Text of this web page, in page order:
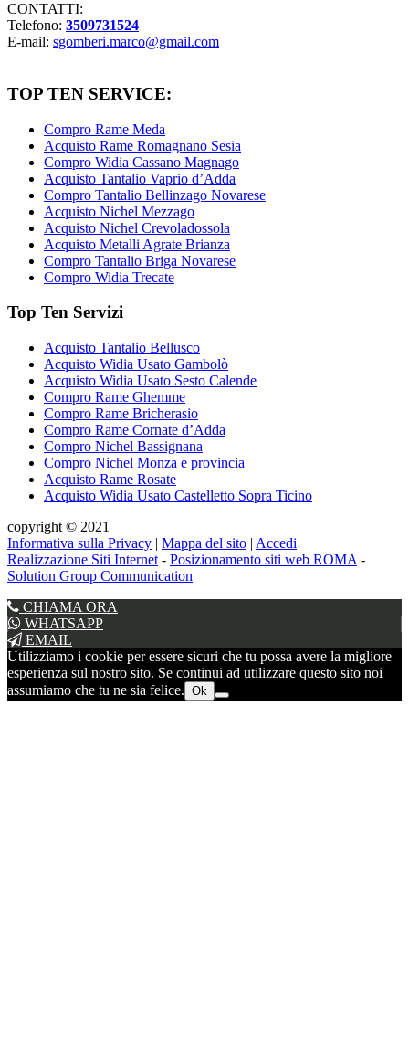
CONTATTI:
Telefono: 3509731524
E-mail: sgomberi.marco@gmail.com
TOP TEN SERVICE:
Compro Rame Meda
Acquisto Rame Romagnano Sesia
Compro Widia Cassano Magnago
Acquisto Tantalio Vaprio d’Adda
Compro Tantalio Bellinzago Novarese
Acquisto Nichel Mezzago
Acquisto Nichel Crevoladossola
Acquisto Metalli Agrate Brianza
Compro Tantalio Briga Novarese
Compro Widia Trecate
Top Ten Servizi
Acquisto Tantalio Bellusco
Acquisto Widia Usato Gambolò
Acquisto Widia Usato Sesto Calende
Compro Rame Ghemme
Compro Rame Bricherasio
Compro Rame Cornate d’Adda
Compro Nichel Bassignana
Compro Nichel Monza e provincia
Acquisto Rame Rosate
Acquisto Widia Usato Castelletto Sopra Ticino
copyright © 2021
Informativa sulla Privacy | Mappa del sito | Accedi
Realizzazione Siti Internet - Posizionamento siti web ROMA -
Solution Group Communication
CHIAMA ORA
WHATSAPP
EMAIL
Utilizziamo i cookie per essere sicuri che tu possa avere la migliore
esperienza sul nostro sito. Se continui ad utilizzare questo sito noi
assumiamo che tu ne sia felice. Ok